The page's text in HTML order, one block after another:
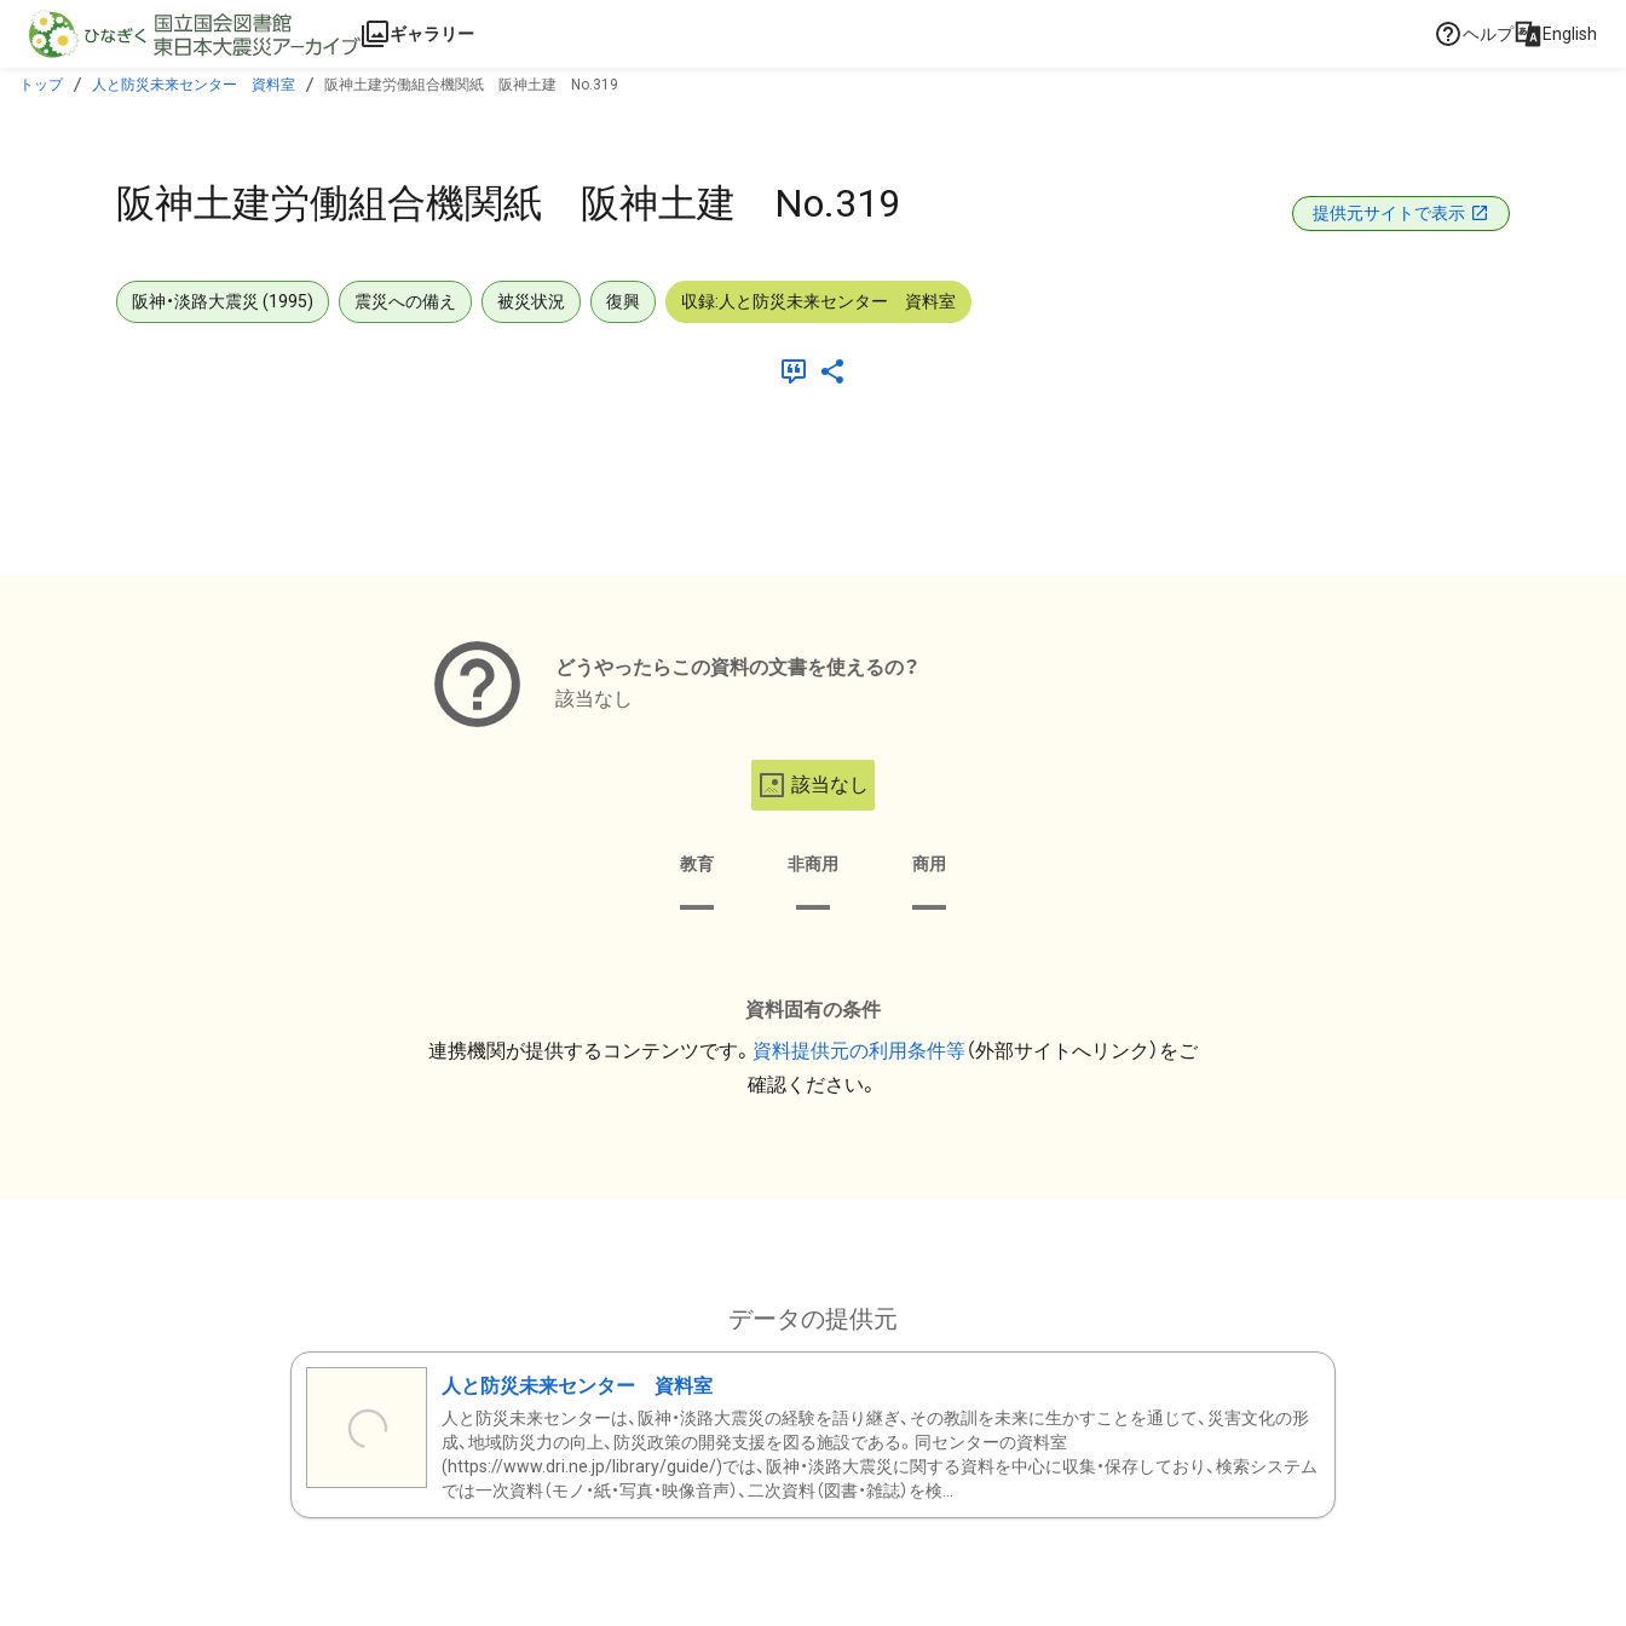
本文に飛ぶ
ギャラリー ヘルプ English
トップ 人と防災未来センター 資料室 阪神土建労働組合機関紙 阪神土建 No.319
阪神土建労働組合機関紙 阪神土建 No.319 提供元サイトで表示
阪神・淡路大震災 (1995) 震災への備え 被災状況 復興 収録:人と防災未来センター 資料室
どうやったらこの資料の文書を使えるの？
該当なし
該当なし
教育 非商用 商用
資料固有の条件
連携機関が提供するコンテンツです。 資料提供元の利用条件等（外部サイトへリンク）をご
確認ください。
データの提供元
人と防災未来センター 資料室
人と防災未来センターは、阪神・淡路大震災の経験を語り継ぎ、その教訓を未来に生かすことを通じて、災害文化の形
成、地域防災力の向上、防災政策の開発支援を図る施設である。同センターの資料室
(https://www.dri.ne.jp/library/guide/)では、阪神・淡路大震災に関する資料を中心に収集・保存しており、検索システム
では一次資料（モノ・紙・写真・映像音声）、二次資料（図書・雑誌）を検...